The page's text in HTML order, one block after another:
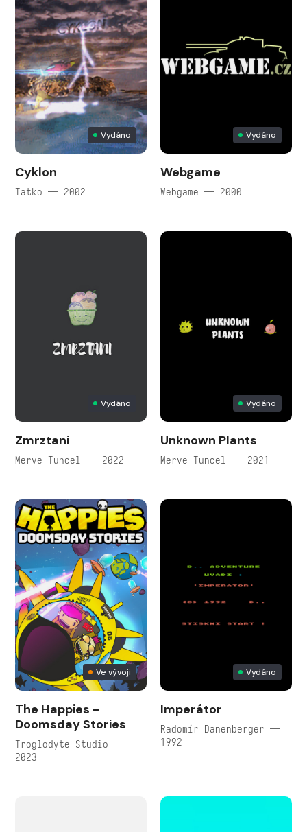
Vydáno
Cyklon
Tatko — 2002
Vydáno
Webgame
Webgame — 2000
Vydáno
Zmrztani
Merve Tuncel — 2022
Vydáno
Unknown Plants
Merve Tuncel — 2021
Ve vývoji
The Happies -
Doomsday Stories
Troglodyte Studio —
2023
Vydáno
Imperátor
Radomír Danenberger —
1992